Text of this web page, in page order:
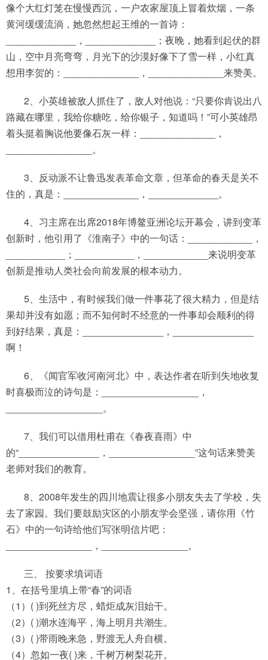
像个大红灯笼在慢慢西沉，一户农家屋顶上冒着炊烟，一条
黄河缓缓流淌，她忽然想起王维的一首诗：
_____________，_____________；夜晚，她看到起伏的群
山，空中月亮弯弯，月光下的沙漠好像下了雪一样，小红真
想用李贺的：______________，______________来赞美。
2、小英雄被敌人抓住了，敌人对他说：“只要你肯说出八
路藏在哪里，我给你糖吃，给你银子，知道吗！”可小英雄昂
着头挺着胸说他要像石灰一样：______________，
________________。
3、反动派不让鲁迅发表革命文章，但革命的春天是关不
住的，真是：______________，_____________。
4、习主席在出席2018年博鳌亚洲论坛开幕会，讲到变革
创新时，他引用了《淮南子》中的一句话：____________，
___________；___________，____________来说明变革
创新是推动人类社会向前发展的根本动力。
5、生活中，有时候我们做一件事花了很大精力，但是结
果却并没有如愿；而不知何时不经意的一件事却会顺利的得
到好结果，真是：_______________，_______________
啊！
6、《闻官军收河南河北》中，表达作者在听到失地收复
时喜极而泣的诗句是：__________________，
__________________。
7、我们可以借用杜甫在《春夜喜雨》中
的“_______________，________________”这句话来赞美
老师对我们的教育。
8、2008年发生的四川地震让很多小朋友失去了学校，失
去了家园。我们要鼓励灾区的小朋友学会坚强，请你用《竹
石》中的一句诗给他们写张明信片吧：
________________，________________。
三、 按要求填词语
1、在括号里填上带“春”的词语
（1）( )到死丝方尽，蜡炬成灰泪始干。
（2）( )潮水连海平，海上明月共潮生。
（3）( )带雨晚来急，野渡无人舟自横。
（4）忽如一夜( )来，千树万树梨花开。